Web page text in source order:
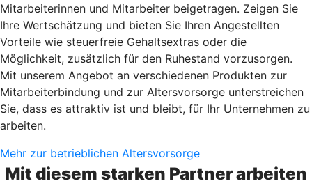
Mitarbeiterinnen und Mitarbeiter beigetragen. Zeigen Sie
Ihre Wertschätzung und bieten Sie Ihren Angestellten
Vorteile wie steuerfreie Gehaltsextras oder die
Möglichkeit, zusätzlich für den Ruhestand vorzusorgen.
Mit unserem Angebot an verschiedenen Produkten zur
Mitarbeiterbindung und zur Altersvorsorge unterstreichen
Sie, dass es attraktiv ist und bleibt, für Ihr Unternehmen zu
arbeiten.
Mehr zur betrieblichen Altersvorsorge
Mit diesem starken Partner arbeiten